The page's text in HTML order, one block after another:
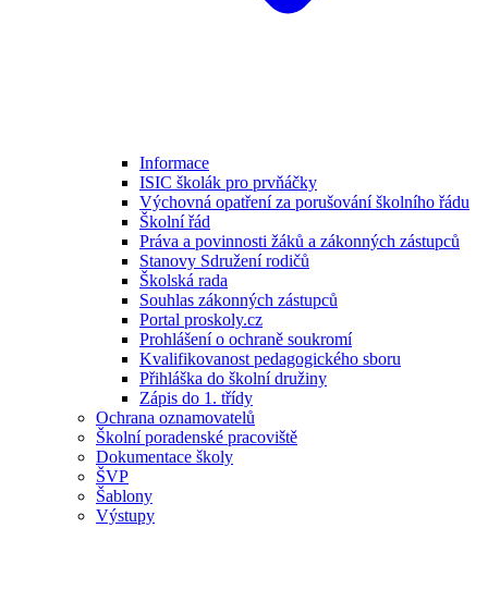
Informace
ISIC školák pro prvňáčky
Výchovná opatření za porušování školního řádu
Školní řád
Práva a povinnosti žáků a zákonných zástupců
Stanovy Sdružení rodičů
Školská rada
Souhlas zákonných zástupců
Portal proskoly.cz
Prohlášení o ochraně soukromí
Kvalifikovanost pedagogického sboru
Přihláška do školní družiny
Zápis do 1. třídy
Ochrana oznamovatelů
Školní poradenské pracoviště
Dokumentace školy
ŠVP
Šablony
Výstupy